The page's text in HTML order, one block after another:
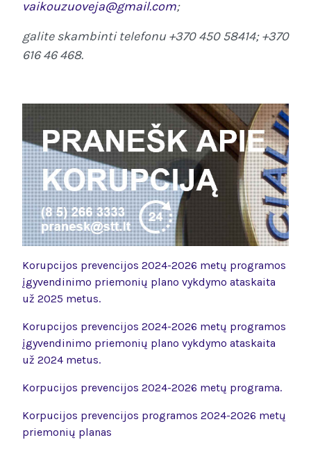
vaikouzuoveja@gmail.com;
galite skambinti telefonu +370 450 58414; +370
616 46 468.
Korupcijos prevencijos 2024-2026 metų programos
įgyvendinimo priemonių plano vykdymo ataskaita
už 2025 metus.
Korupcijos prevencijos 2024-2026 metų programos
įgyvendinimo priemonių plano vykdymo ataskaita
už 2024 metus.
Korpucijos prevencijos 2024-2026 metų programa.
Korpucijos prevencijos programos 2024-2026 metų
priemonių planas